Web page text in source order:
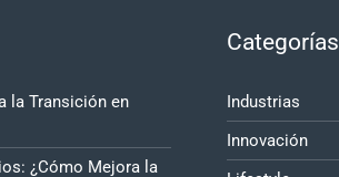
la Transición en
¿Cómo Mejora la
Categorías
Industrias
Innovación